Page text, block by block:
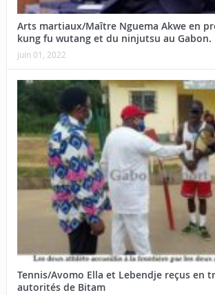
Arts martiaux/Maître Nguema Akwe en
kung fu wutang et du ninjutsu au Gabon.
juin 01, 2022
Tennis/Avomo Ella et Lebendje reçus en
autorités de Bitam